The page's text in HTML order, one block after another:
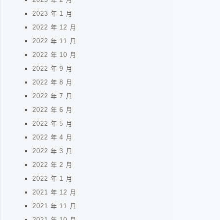
2023 年 1 月
2022 年 12 月
2022 年 11 月
2022 年 10 月
2022 年 9 月
2022 年 8 月
2022 年 7 月
2022 年 6 月
2022 年 5 月
2022 年 4 月
2022 年 3 月
2022 年 2 月
2022 年 1 月
2021 年 12 月
2021 年 11 月